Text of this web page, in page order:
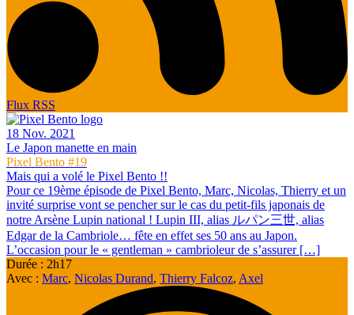
Flux RSS
18 Nov. 2021
Le Japon manette en main
Pixel Bento #19
Mais qui a volé le Pixel Bento !!
Pour ce 19ème épisode de Pixel Bento, Marc, Nicolas, Thierry et un
invité surprise vont se pencher sur le cas du petit-fils japonais de
notre Arsène Lupin national ! Lupin III, alias ルパン三世, alias
Edgar de la Cambriole… fête en effet ses 50 ans au Japon.
L’occasion pour le « gentleman » cambrioleur de s’assurer […]
Durée : 2h17
Avec : Marc, Nicolas Durand, Thierry Falcoz, Axel